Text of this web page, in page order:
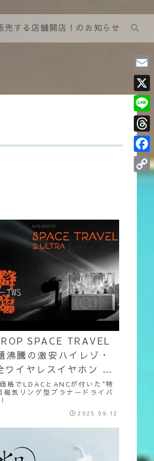
売する店舗開店！のお知らせ
SPACE TRAVEL
騰の激安ハイレゾ・
ワイヤレスイヤホン 本
購入実機レビュー！
格でLDACとANCが付いた"特
気リング型プラナードライバ
2025.09.12
E
m
a
i
l
X
L
i
n
e
T
h
r
F
a